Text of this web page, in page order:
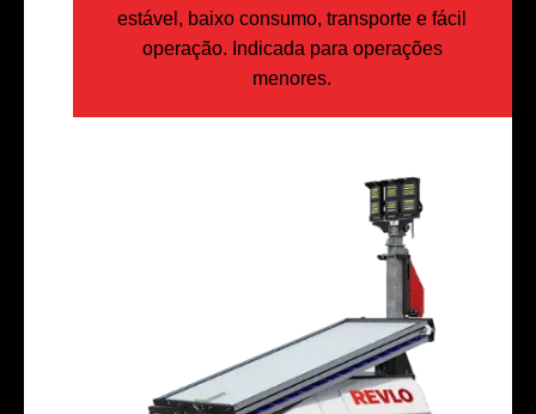
estável, baixo consumo, transporte e fácil
operação. Indicada para operações
menores.